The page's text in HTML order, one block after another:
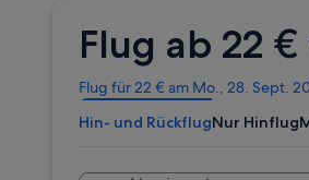
Flug ab 22
Flug für 22 € am Mo., 28. Sept.
Wird
in
einem
Hin- und RückflugNur Hinflug